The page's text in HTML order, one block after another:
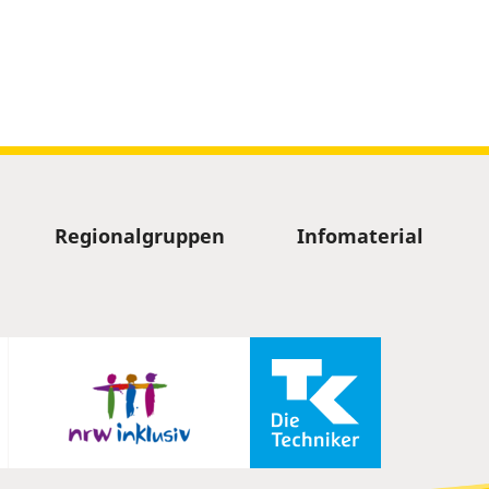
Regionalgruppen Infomaterial